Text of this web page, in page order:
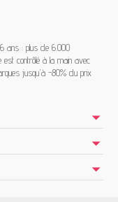
ans : plus de 6.000
est contrôlé à la main avec
jusqu'à -80% du prix